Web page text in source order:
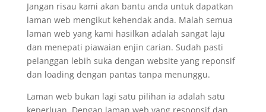
Jangan risau kami akan bantu anda untuk dapatkan
laman web mengikut kehendak anda. Malah semua
laman web yang kami hasilkan adalah sangat laju
dan menepati piawaian enjin carian. Sudah pasti
pelanggan lebih suka dengan website yang reponsif
dan loading dengan pantas tanpa menunggu.
Laman web bukan lagi satu pilihan ia adalah satu